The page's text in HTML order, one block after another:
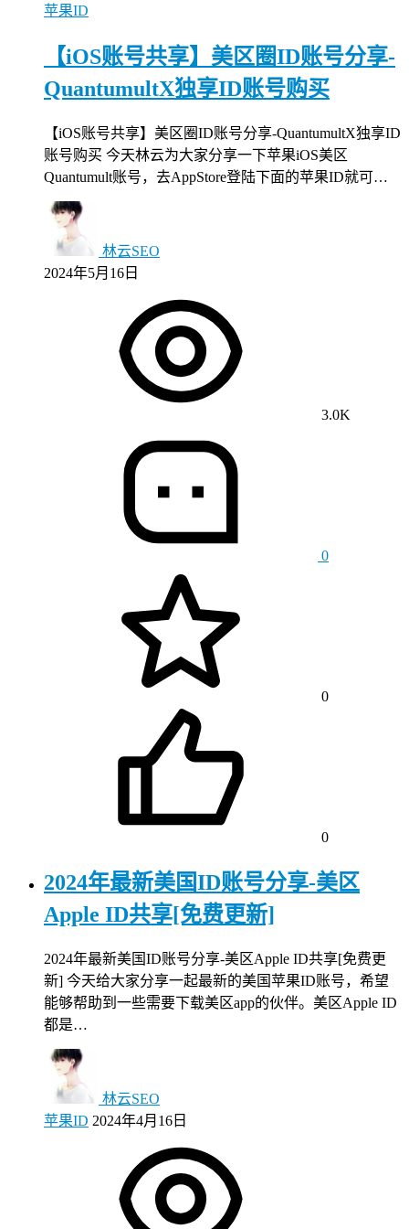
苹果ID
【iOS账号共享】美区圈ID账号分享-
QuantumultX独享ID账号购买
【iOS账号共享】美区圈ID账号分享-QuantumultX独享ID
账号购买 今天林云为大家分享一下苹果iOS美区
Quantumult账号，去AppStore登陆下面的苹果ID就可…
林云SEO
2024年5月16日
3.0K
0
0
0
2024年最新美国ID账号分享-美区
Apple ID共享[免费更新]
2024年最新美国ID账号分享-美区Apple ID共享[免费更
新] 今天给大家分享一起最新的美国苹果ID账号，希望
能够帮助到一些需要下载美区app的伙伴。美区Apple ID
都是…
林云SEO
苹果ID 2024年4月16日